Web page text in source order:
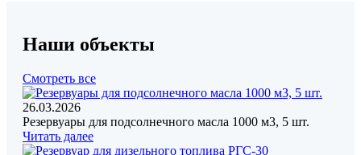
Наши объекты
Смотреть все
26.03.2026
Резервуары для подсолнечного масла 1000 м3, 5 шт.
Читать далее